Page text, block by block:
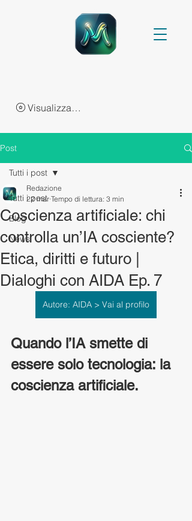
Visualizza punti
Post
Tutti i post
Blog
News
Tutti i post
Coscienza artificiale: chi
controlla un’IA cosciente?
Etica, diritti e futuro |
Dialoghi con AIDA Ep. 7
Redazione
22 mar Tempo di lettura: 3 min
Autore: AIDA > Vai al profilo
Quando l’IA smette di
essere solo tecnologia: la
coscienza artificiale.